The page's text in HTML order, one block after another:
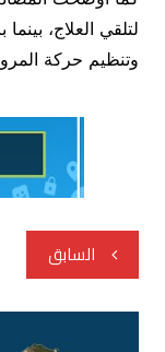
لتلقي العلاج،
وتنظيم حركة
تصفّح
المقالات
السابق